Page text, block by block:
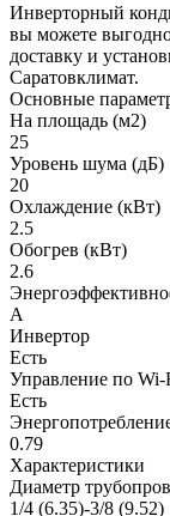
Инверторный
вы можете выгодно
доставку и
Саратовклимат.
Основные
На площадь (м2)
25
Уровень шума (дБ)
20
Охлаждение (кВт)
2.5
Обогрев (кВт)
2.6
A
Инвертор
Есть
Управление по Wi-
Есть
0.79
Характеристики
Диаметр
1/4 (6.35)-3/8 (9.52)